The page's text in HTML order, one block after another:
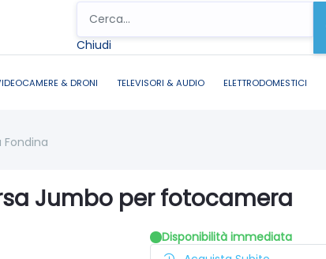
Chiudi
& DRONI TELEVISORI & AUDIO ELETTRODOMESTICI
Fondina
Jumbo per fotocamera
Disponibilità immediata